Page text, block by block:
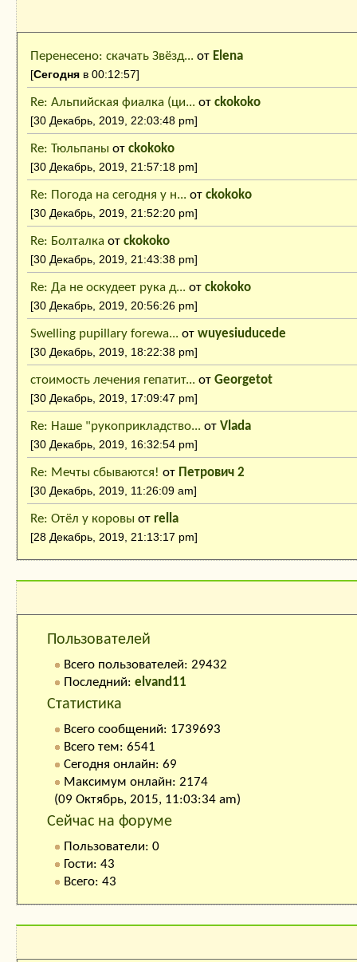
Перенесено: скачать Звёзд... от Elena
[Сегодня в 00:12:57]
Re: Aльпийская фиалка (ци... от ckokoko
[30 Декабрь, 2019, 22:03:48 pm]
Re: Тюльпаны от ckokoko
[30 Декабрь, 2019, 21:57:18 pm]
Re: Погода на сегодня у н... от ckokoko
[30 Декабрь, 2019, 21:52:20 pm]
Re: Болталка от ckokoko
[30 Декабрь, 2019, 21:43:38 pm]
Re: Да не оскудеет рука д... от ckokoko
[30 Декабрь, 2019, 20:56:26 pm]
Swelling pupillary forewa... от wuyesiuducede
[30 Декабрь, 2019, 18:22:38 pm]
стоимость лечения гепатит... от Georgetot
[30 Декабрь, 2019, 17:09:47 pm]
Re: Наше "рукоприкладство... от Vlada
[30 Декабрь, 2019, 16:32:54 pm]
Re: Мечты сбываются! от Петрович 2
[30 Декабрь, 2019, 11:26:09 am]
Re: Отёл у коровы от rella
[28 Декабрь, 2019, 21:13:17 pm]
Пользователей
Всего пользователей: 29432
Последний: elvand11
Статистика
Всего сообщений: 1739693
Всего тем: 6541
Сегодня онлайн: 69
Максимум онлайн: 2174
(09 Октябрь, 2015, 11:03:34 am)
Сейчас на форуме
Пользователи: 0
Гости: 43
Всего: 43